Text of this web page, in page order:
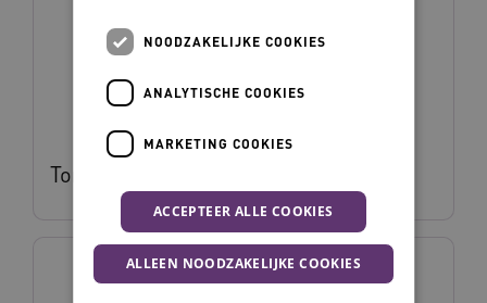
Tom van Hoesel
NOODZAKELIJKE COOKIES
ANALYTISCHE COOKIES
MARKETING COOKIES
ACCEPTEER ALLE COOKIES
ALLEEN NOODZAKELIJKE COOKIES